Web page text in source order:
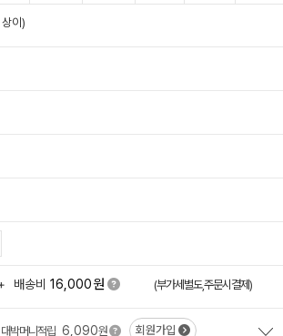
이)
배송비 16,000원 (부가세별도,주문시결제)
대박머니적립 6,090원 회원가입